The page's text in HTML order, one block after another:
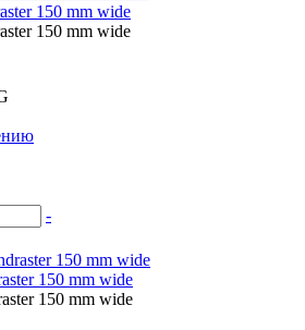
150 mm wide
150 mm wide
-
150 mm wide
150 mm wide